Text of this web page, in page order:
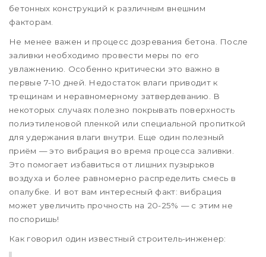
бетонных конструкций к различным внешним
факторам.
Не менее важен и процесс дозревания бетона. После
заливки необходимо провести меры по его
увлажнению. Особенно критически это важно в
первые 7-10 дней. Недостаток влаги приводит к
трещинам и неравномерному затвердеванию. В
некоторых случаях полезно покрывать поверхность
полиэтиленовой пленкой или специальной пропиткой
для удержания влаги внутри. Еще один полезный
приём — это вибрация во время процесса заливки.
Это помогает избавиться от лишних пузырьков
воздуха и более равномерно распределить смесь в
опалубке. И вот вам интересный факт: вибрация
может увеличить прочность на 20-25% — с этим не
поспоришь!
Как говорил один известный строитель-инженер: